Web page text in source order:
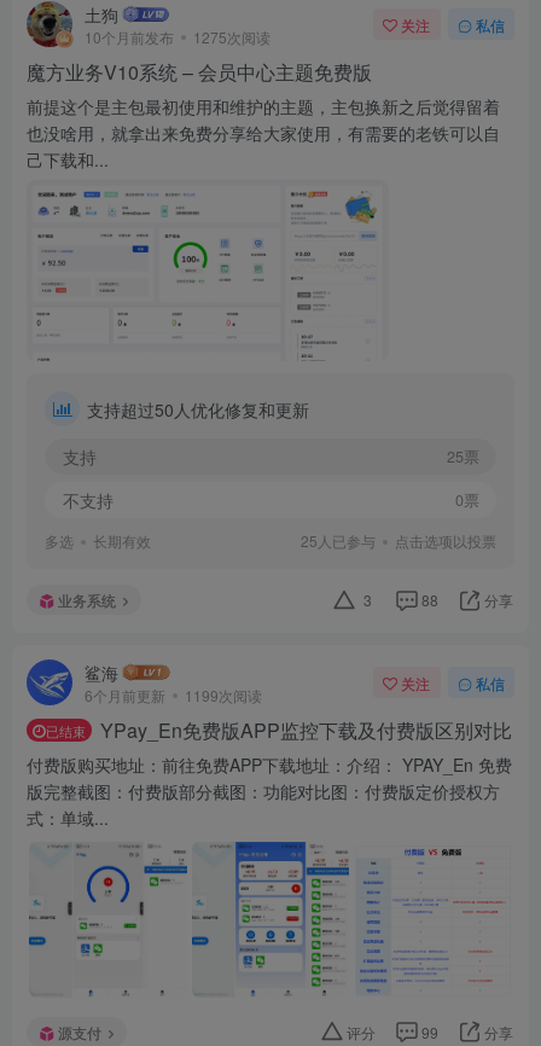
土狗
10个月前发布 1275次阅读
关注 私信
魔方业务V10系统 – 会员中心主题免费版
前提这个是主包最初使用和维护的主题，主包换新之后觉得留着
也没啥用，就拿出来免费分享给大家使用，有需要的老铁可以自
己下载和...
支持超过50人优化修复和更新
25票
支持
0票
不支持
多选 长期有效 25人已参与 点击选项以投票
业务系统 3 88 分享
鲨海
6个月前更新 1199次阅读
关注 私信
已结束 YPay_En免费版APP监控下载及付费版区别对比
付费版购买地址：前往免费APP下载地址：介绍： YPAY_En 免费
版完整截图：付费版部分截图：功能对比图：付费版定价授权方
式：单域...
源支付 评分 99 分享